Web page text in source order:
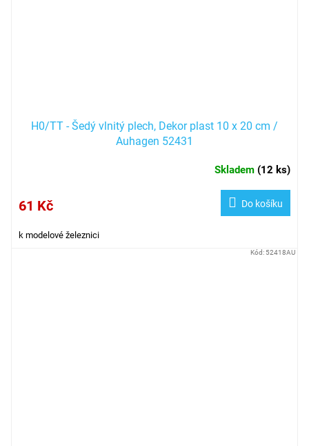
H0/TT - Šedý vlnitý plech, Dekor plast 10 x 20 cm /
Auhagen 52431
Skladem (12 ks)
61 Kč Do košíku
k modelové železnici
Kód: 52418AU